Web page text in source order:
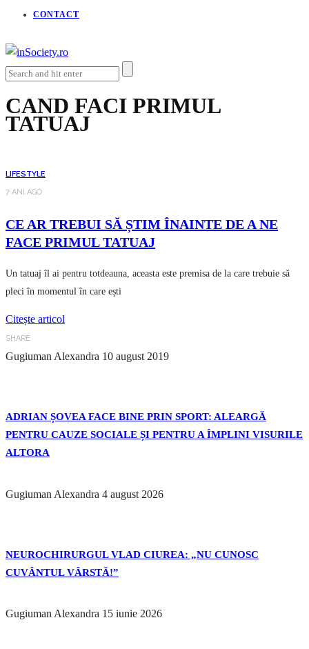
CONTACT
CAND FACI PRIMUL
TATUAJ
LIFESTYLE
7 ANI AGO
CE AR TREBUI SĂ ȘTIM ÎNAINTE DE A NE
FACE PRIMUL TATUAJ
Un tatuaj îl ai pentru totdeauna, aceasta este premisa de la care trebuie să
pleci în momentul în care ești
Citește articol
SHARE
Gugiuman Alexandra 10 august 2019
ADRIAN ȘOVEA FACE BINE PRIN SPORT: ALEARGĂ
PENTRU CAUZE SOCIALE ȘI PENTRU A ÎMPLINI VISURILE
ALTORA
Gugiuman Alexandra 4 august 2026
NEUROCHIRURGUL VLAD CIUREA: „NU CUNOSC
CUVÂNTUL VÂRSTĂ!”
Gugiuman Alexandra 15 iunie 2026